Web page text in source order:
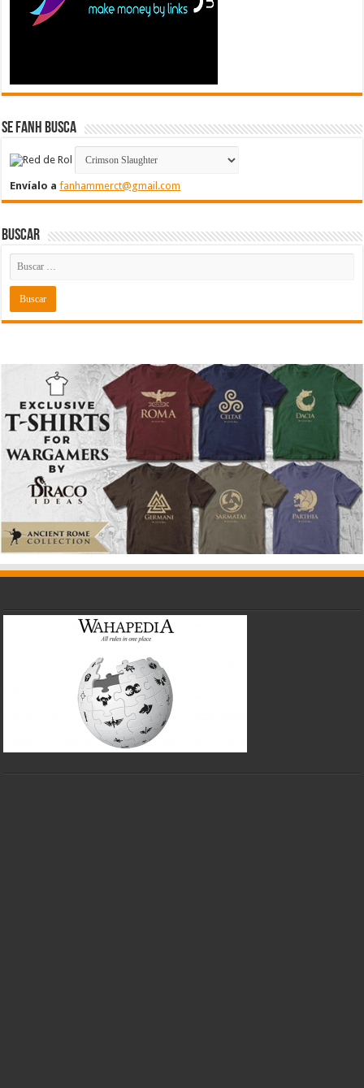
Se FanH Busca
Envíalo afanhammerct@gmail.com
Buscar